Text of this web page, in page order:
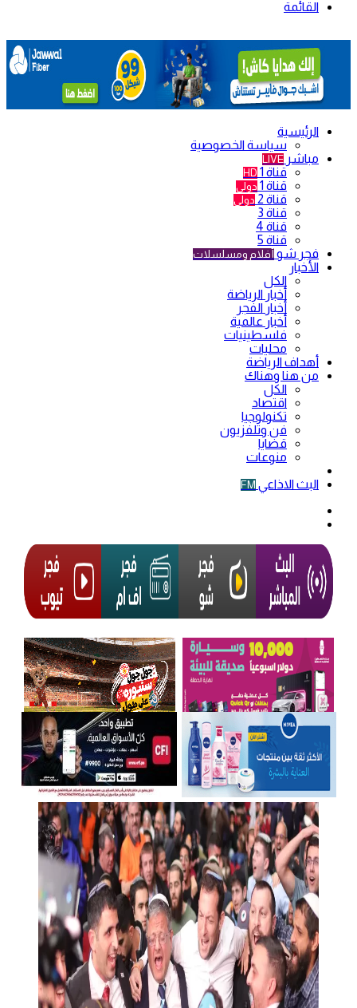
القائمة
الرئيسية
سياسة الخصوصية
مباشر LIVE
قناة 1 HD
قناة 1 دولي
قناة 2 دولي
قناة 3
قناة 4
قناة 5
فجر شو أفلام ومسلسلات
الأخبار
الكل
أخبار الرياضة
أخبار الفجر
أخبار عالمية
فلسطينيات
محليات
أهداف الرياضة
من هنا وهناك
الكل
اقتصاد
تكنولوجيا
فن وتلفزيون
قضايا
منوعات
البث الاذاعي FM